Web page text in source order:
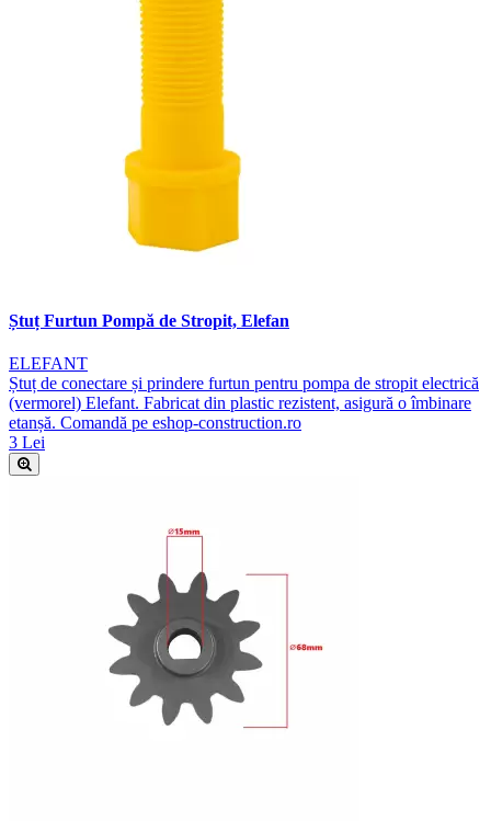
Ștuț Furtun Pompă de Stropit, Elefan
ELEFANT
Ștuț de conectare și prindere furtun pentru pompa de stropit electrică
(vermorel) Elefant. Fabricat din plastic rezistent, asigură o îmbinare
etanșă. Comandă pe eshop-construction.ro
3 Lei